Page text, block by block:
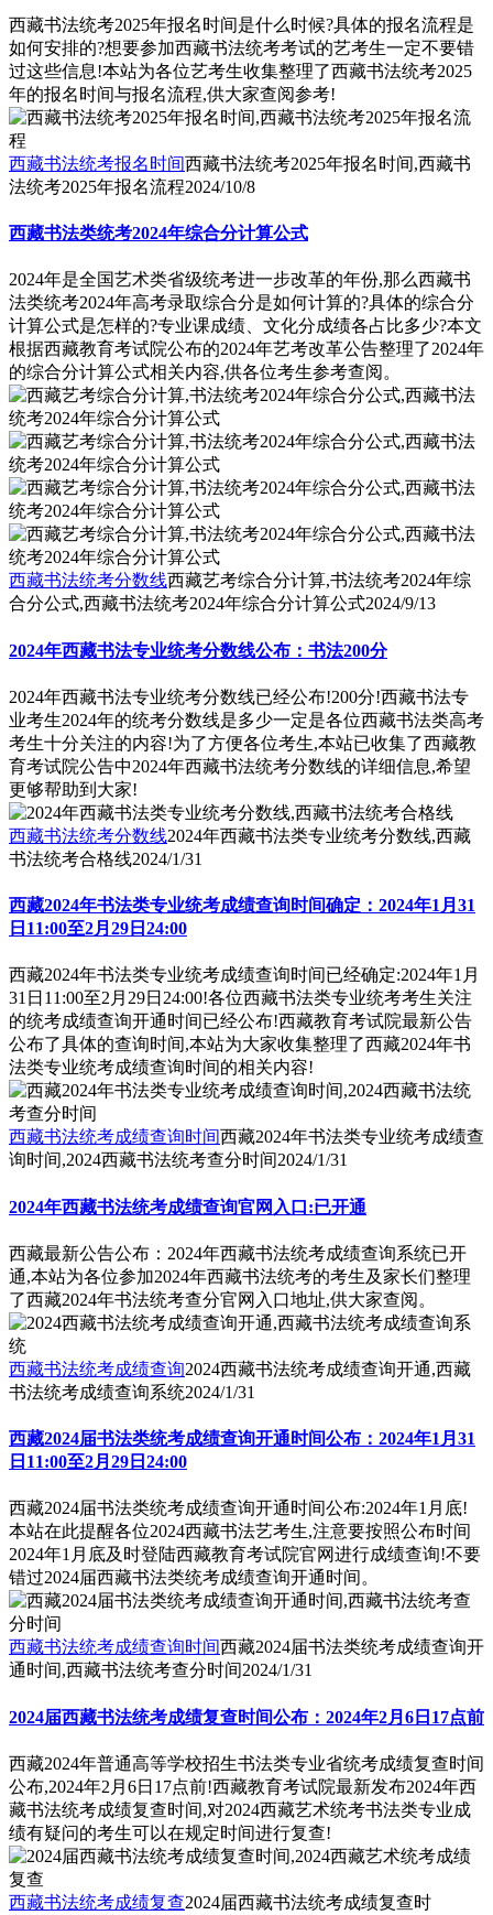
西藏书法统考2025年报名时间是什么时候?具体的报名流程是
如何安排的?想要参加西藏书法统考考试的艺考生一定不要错
过这些信息!本站为各位艺考生收集整理了西藏书法统考2025
年的报名时间与报名流程,供大家查阅参考!
西藏书法统考报名时间西藏书法统考2025年报名时间,西藏书
法统考2025年报名流程2024/10/8
西藏书法类统考2024年综合分计算公式
2024年是全国艺术类省级统考进一步改革的年份,那么西藏书
法类统考2024年高考录取综合分是如何计算的?具体的综合分
计算公式是怎样的?专业课成绩、文化分成绩各占比多少?本文
根据西藏教育考试院公布的2024年艺考改革公告整理了2024年
的综合分计算公式相关内容,供各位考生参考查阅。
西藏书法统考分数线西藏艺考综合分计算,书法统考2024年综
合分公式,西藏书法统考2024年综合分计算公式2024/9/13
2024年西藏书法专业统考分数线公布：书法200分
2024年西藏书法专业统考分数线已经公布!200分!西藏书法专
业考生2024年的统考分数线是多少一定是各位西藏书法类高考
考生十分关注的内容!为了方便各位考生,本站已收集了西藏教
育考试院公告中2024年西藏书法统考分数线的详细信息,希望
更够帮助到大家!
西藏书法统考分数线2024年西藏书法类专业统考分数线,西藏
书法统考合格线2024/1/31
西藏2024年书法类专业统考成绩查询时间确定：2024年1月31
日11:00至2月29日24:00
西藏2024年书法类专业统考成绩查询时间已经确定:2024年1月
31日11:00至2月29日24:00!各位西藏书法类专业统考考生关注
的统考成绩查询开通时间已经公布!西藏教育考试院最新公告
公布了具体的查询时间,本站为大家收集整理了西藏2024年书
法类专业统考成绩查询时间的相关内容!
西藏书法统考成绩查询时间西藏2024年书法类专业统考成绩查
询时间,2024西藏书法统考查分时间2024/1/31
2024年西藏书法统考成绩查询官网入口:已开通
西藏最新公告公布：2024年西藏书法统考成绩查询系统已开
通,本站为各位参加2024年西藏书法统考的考生及家长们整理
了西藏2024年书法统考查分官网入口地址,供大家查阅。
西藏书法统考成绩查询2024西藏书法统考成绩查询开通,西藏
书法统考成绩查询系统2024/1/31
西藏2024届书法类统考成绩查询开通时间公布：2024年1月31
日11:00至2月29日24:00
西藏2024届书法类统考成绩查询开通时间公布:2024年1月底!
本站在此提醒各位2024西藏书法艺考生,注意要按照公布时间
2024年1月底及时登陆西藏教育考试院官网进行成绩查询!不要
错过2024届西藏书法类统考成绩查询开通时间。
西藏书法统考成绩查询时间 西藏2024届书法类统考成绩查询开
通时间,西藏书法统考查分时间 2024/1/31
2024届西藏书法统考成绩复查时间公布：2024年2月6日17点前
西藏2024年普通高等学校招生书法类专业省统考成绩复查时间
公布,2024年2月6日17点前!西藏教育考试院最新发布2024年西
藏书法统考成绩复查时间,对2024西藏艺术统考书法类专业成
绩有疑问的考生可以在规定时间进行复查!
西藏书法统考成绩复查2024届西藏书法统考成绩复查时